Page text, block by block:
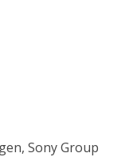
Sony Group